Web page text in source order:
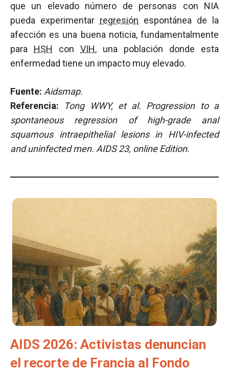
que un elevado número de personas con NIA
pueda experimentar regresión espontánea de la
afección es una buena noticia, fundamentalmente
para HSH con VIH, una población donde esta
enfermedad tiene un impacto muy elevado.
Fuente: Aidsmap.
Referencia:
Tong WWY, et al. Progression to a
spontaneous regression of high-grade anal
squamous intraepithelial lesions in HIV-infected
and uninfected men. AIDS 23, online Edition.
AIDS 2026: Activistas denuncian
el recorte de Francia al Fondo